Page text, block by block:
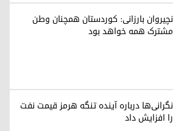
نچیروان بارزانی: کوردستان همچنان وطن
مشترک همه خواهد بود
نگرانی‌ها درباره آینده تنگه هرمز قیمت نفت
را افزایش داد